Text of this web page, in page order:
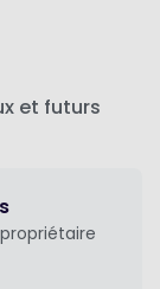
et futurs